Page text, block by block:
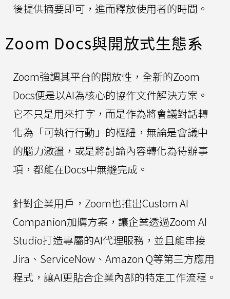
後提供摘要即可，進而釋放使用者的時間。
Zoom Docs與開放式生態系
Zoom強調其平台的開放性，全新的Zoom
Docs便是以AI為核心的協作文件解決方案。
它不只是用來打字，而是作為將會議對話轉
化為「可執行行動」的樞紐，無論是會議中
的腦力激盪，或是將討論內容轉化為待辦事
項，都能在Docs中無縫完成。
針對企業用戶，Zoom也推出Custom AI
Companion加購方案，讓企業透過Zoom AI
Studio打造專屬的AI代理服務，並且能串接
Jira、ServiceNow、Amazon Q等第三方應用
程式，讓AI更貼合企業內部的特定工作流程。